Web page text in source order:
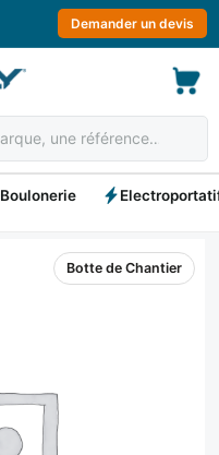
Demander un devis
Boulonerie
Botte de Chantier